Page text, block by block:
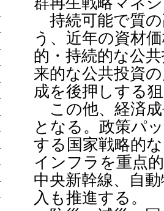
持続可能で質
う、近年の資材
的・持続的な公
来的な公共投資
成を後押しする
この他、経済成
となる。政策パ
する国家戦略的
インフラを重点
中央新幹線、自
入も推進する。